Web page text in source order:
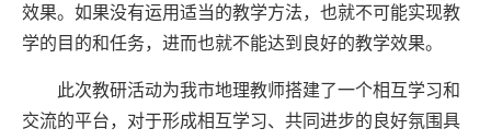
效果。如果没有运用适当的教学方法，也就不可能实现教
学的目的和任务，进而也就不能达到良好的教学效果。
此次教研活动为我市地理教师搭建了一个相互学习和
交流的平台，对于形成相互学习、共同进步的良好氛围具